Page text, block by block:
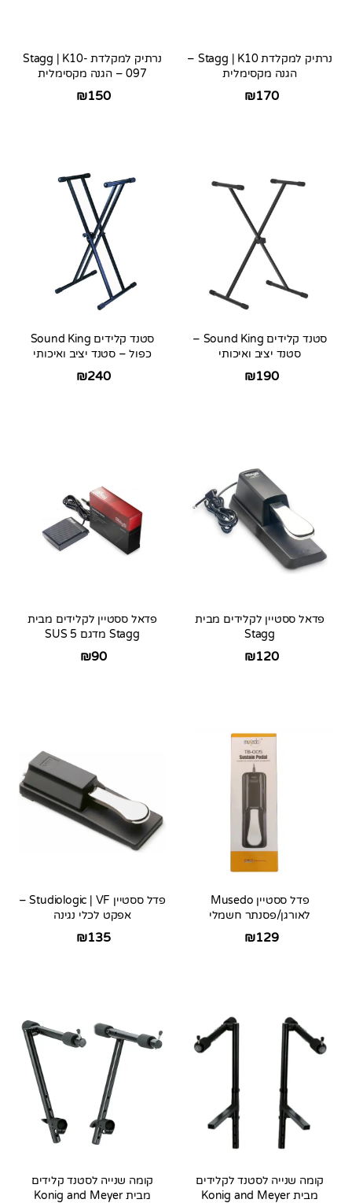
נרתיק למקלדת Stagg | K10 –
הגנה מקסימלית
₪170
נרתיק למקלדת Stagg | K10-
097 – הגנה מקסימלית
₪150
סטנד קלידים Sound King –
סטנד יציב ואיכותי
₪190
סטנד קלידים Sound King
כפול – סטנד יציב ואיכותי
₪240
פדאל ססטיין לקלידים מבית
Stagg
₪120
פדאל ססטיין לקלידים מבית
Stagg מדגם SUS 5
₪90
פדל ססטיין Musedo
לאורגן/פסנתר חשמלי
₪129
פדל ססטיין Studiologic | VF –
אפקט לכלי נגינה
₪135
קומה שנייה לסטנד לקלידים
מבית Konig and Meyer
קומה שנייה לסטנד קלידים
מבית Konig and Meyer